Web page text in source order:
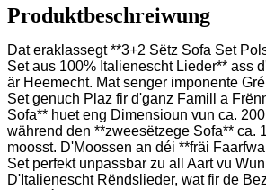
Produktbeschreiwung
Dat eraklassegt **3+2 Sëtz Sofa Set
Set aus 100% Italienescht Lieder** ass
är Heemecht. Mat senger imponente
Set genuch Plaz fir d'ganz Famill a
Sofa** huet eng Dimensioun vun ca.
während den **zweesëtzege Sofa** ca.
moosst. D'Moossen an déi **fräi
Set perfekt unpassbar zu all Aart vu
D'Italienescht Rëndslieder, wat fir de